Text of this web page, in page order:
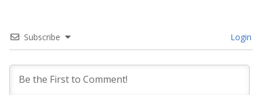
Subscribe Login